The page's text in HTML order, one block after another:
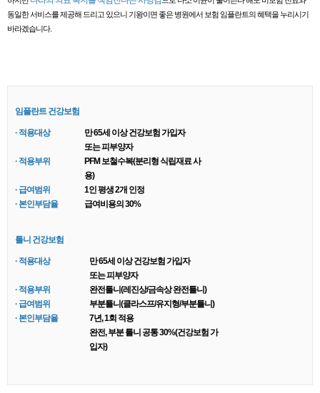
동일한 서비스를 제공해 드리고 있으니 기왕이면 좋은 병원에서 보험 임플란트의 혜택을 누리시기
바라겠습니다.
임플란트 건강보험
· 적용대상
· 적용부위
· 급여범위
· 본인부담율
만 65세 이상 건강보험 가입자
또는 피부양자
PFM 보철수복(분리형 식립재료 사
용)
1인 평생 2개 인정
급여비용의 30%
틀니 건강보험
· 적용대상
· 적용부위
· 급여범위
· 본인부담율
만 65세 이상 건강보험 가입자
또는 피부양자
완전틀니(레진상/금속상 완전틀니)
부분틀니(클라스프/유지형/부분틀니)
7년, 1회 적용
완전, 부분 틀니 공통 30%(건강보험 가
입자)